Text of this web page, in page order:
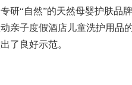
研“自然”的天然母婴护肤
亲子度假酒店儿童洗护用品
了良好示范。